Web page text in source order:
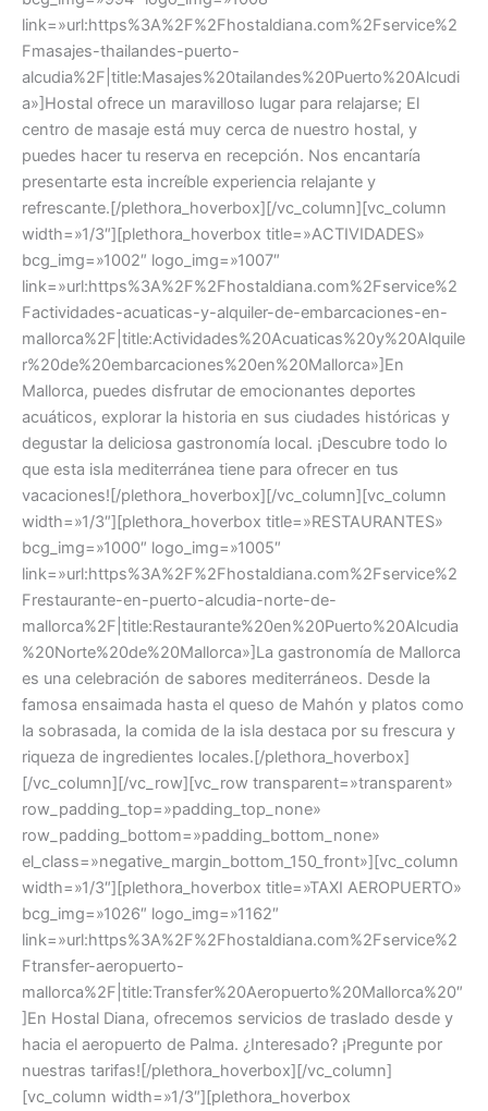
link=»url:https%3A%2F%2Fhostaldiana.com%2Fservice%2
Fmasajes-thailandes-puerto-
alcudia%2F|title:Masajes%20tailandes%20Puerto%20Alcudi
a»]Hostal ofrece un maravilloso lugar para relajarse; El
centro de masaje está muy cerca de nuestro hostal, y
puedes hacer tu reserva en recepción. Nos encantaría
presentarte esta increíble experiencia relajante y
refrescante.[/plethora_hoverbox][/vc_column][vc_column
width=»1/3″][plethora_hoverbox title=»ACTIVIDADES»
bcg_img=»1002″ logo_img=»1007″
link=»url:https%3A%2F%2Fhostaldiana.com%2Fservice%2
Factividades-acuaticas-y-alquiler-de-embarcaciones-en-
mallorca%2F|title:Actividades%20Acuaticas%20y%20Alquile
r%20de%20embarcaciones%20en%20Mallorca»]En
Mallorca, puedes disfrutar de emocionantes deportes
acuáticos, explorar la historia en sus ciudades históricas y
degustar la deliciosa gastronomía local. ¡Descubre todo lo
que esta isla mediterránea tiene para ofrecer en tus
vacaciones![/plethora_hoverbox][/vc_column][vc_column
width=»1/3″][plethora_hoverbox title=»RESTAURANTES»
bcg_img=»1000″ logo_img=»1005″
link=»url:https%3A%2F%2Fhostaldiana.com%2Fservice%2
Frestaurante-en-puerto-alcudia-norte-de-
mallorca%2F|title:Restaurante%20en%20Puerto%20Alcudia
%20Norte%20de%20Mallorca»]La gastronomía de Mallorca
es una celebración de sabores mediterráneos. Desde la
famosa ensaimada hasta el queso de Mahón y platos como
la sobrasada, la comida de la isla destaca por su frescura y
riqueza de ingredientes locales.[/plethora_hoverbox]
[/vc_column][/vc_row][vc_row transparent=»transparent»
row_padding_top=»padding_top_none»
row_padding_bottom=»padding_bottom_none»
el_class=»negative_margin_bottom_150_front»][vc_column
width=»1/3″][plethora_hoverbox title=»TAXI AEROPUERTO»
bcg_img=»1026″ logo_img=»1162″
link=»url:https%3A%2F%2Fhostaldiana.com%2Fservice%2
Ftransfer-aeropuerto-
mallorca%2F|title:Transfer%20Aeropuerto%20Mallorca%20″
]En Hostal Diana, ofrecemos servicios de traslado desde y
hacia el aeropuerto de Palma. ¿Interesado? ¡Pregunte por
nuestras tarifas![/plethora_hoverbox][/vc_column]
[vc_column width=»1/3″][plethora_hoverbox